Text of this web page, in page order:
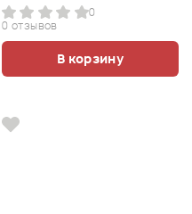
0
0 отзывов
В корзину